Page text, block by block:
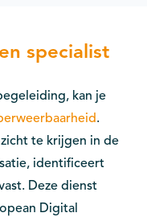
specialist
kan je
.
te krijgen in de
identificeert
Deze dienst
Digital